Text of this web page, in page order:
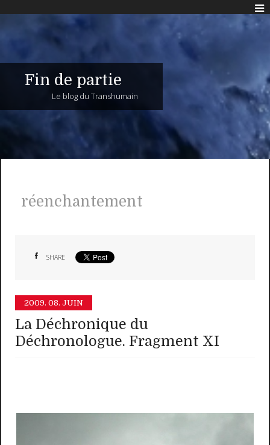
Fin de partie
Le blog du Transhumain
réenchantement
SHARE
2009. 08. JUIN
La Déchronique du
Déchronologue. Fragment XI